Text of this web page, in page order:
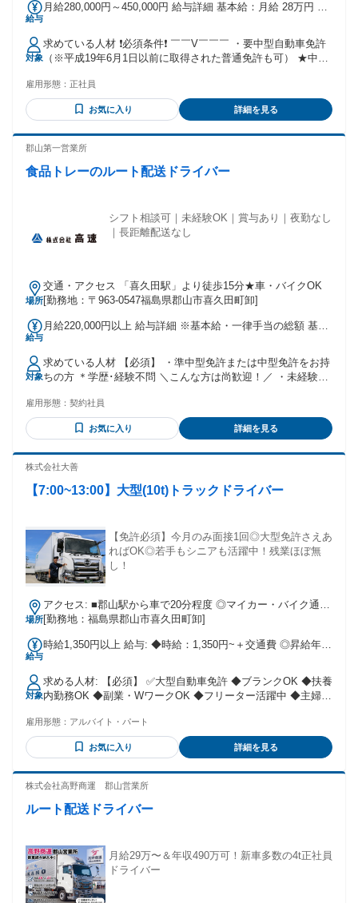
給与
月給280,000円～450,000円 給与詳細 基本給：月給 28万円 〜
れる通勤・皆勤・家族手当金額：なし 全員に一律で支払われ
るその他手当金額：なし ◆昇給あり
対象
求めている人材 ❗必須条件❗ ￣￣V￣￣￣ ・要中型自動車免許
（※平成19年6月1日以前に取得された普通免許も可） ★中型
＊中型4t車メインでしっかり稼ぎたい方 ＊関東・東北エリア
の中距離配送がしたい方 ＊しっかり休日を取ってメリハリよ
く働きたい方 ＊手当が充実した手厚い会社で働きたい方 ＊電
リ！】 ★月給28万〜45万で高収入を実現したい ★完全週休2
やすいお荷物を運びたい ★通信手当や業務手当など手当を重
雇用形態： 正社員
お気に入り 詳細を見る
郡山第一営業所
食品トレーのルート配送ドライバー
シフト相談可｜未経験OK｜賞与あり｜夜勤なし
｜長距離配送なし
場所
交通・アクセス 「喜久田駅」より徒歩15分★車・バイクOK
[勤務地：〒963-0547福島県郡山市喜久田町卸]
給与
月給220,000円以上 給与詳細 ※基本給・一律手当の総額 基本
律で支払われる通勤・皆勤・家族手当金額：なし 全員に一律
で支払われるその他手当金額：あり 1ヶ月あたり2万円 〜 月
給に物流手当として一律2万円を含む ☆★昇給あり★☆ 頑張
りはしっかり還元します◎
対象
求めている人材 【必須】 ・準中型免許または中型免許をお持
ちの方 ＊学歴･経験不問 ＼こんな方は尚歓迎！／ ・未経験か
迎 ・運転免許以外の資格不問
雇用形態： 契約社員
お気に入り 詳細を見る
株式会社大善
【7:00~13:00】大型(10t)トラックドライバー
【免許必須】今月のみ面接1回◎大型免許さえあ
ればOK◎若手もシニアも活躍中！残業ほぼ無
し！
場所
アクセス: ■郡山駅から車で20分程度 ◎マイカー・バイク通勤
OK └無料駐車場あり
[勤務地：福島県郡山市喜久田町卸]
給与
時給1,350円以上 給与: ◆時給：1,350円~＋交通費 ◎昇給年1
対象
求める人材: 【必須】 ✅️大型自動車免許 ◆ブランクOK ◆扶養
内勤務OK ◆副業・WワークOK ◆フリーター活躍中 ◆主婦・
躍中 └20代/30代/40代/50代/60代
雇用形態： アルバイト・パート
お気に入り 詳細を見る
株式会社高野商運 郡山営業所
ルート配送ドライバー
月給29万〜＆年収490万可！新車多数の4t正社員
ドライバー